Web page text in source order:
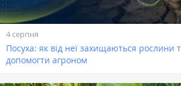
4 серпня
Посуха: як від неї захищаються рослини
допомогти агроном